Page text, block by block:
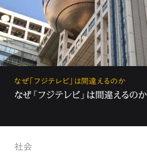
なぜ「フジテレビ」は間違えるのか
なぜ「フジテレビ」は間違えるのか
社会